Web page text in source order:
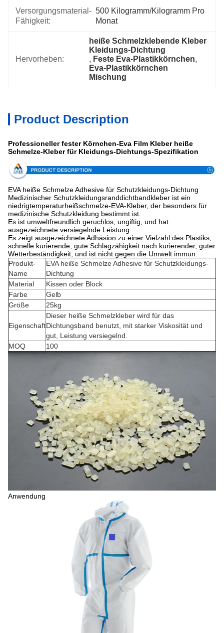
Versorgungsmaterial-
Fähigkeit:
500 Kilogramm/Kilogramm Pro
Monat
Hervorheben:
heiße Schmelzklebende Kleber
Kleidungs-Dichtung
, Feste Eva-Plastikkörnchen,
Eva-Plastikkörnchen
Mischung
Product Description
Professioneller fester Körnchen-Eva Film Kleber heiße
Schmelze-Kleber für Kleidungs-Dichtungs-Spezifikation
EVA heiße Schmelze Adhesive für Schutzkleidungs-Dichtung
Medizinischer Schutzkleidungsranddichtbandkleber ist ein
niedrigtemperaturheißschmelze-EVA-Kleber, der besonders für
medizinische Schutzkleidung bestimmt ist.
Es ist umweltfreundlich geruchlos, ungiftig, und hat
ausgezeichnete versiegelnde Leistung.
Es zeigt ausgezeichnete Adhäsion zu einer Vielzahl des Plastiks,
schnelle kurierende, gute Schlagzähigkeit nach kurierender, guter
Wetterbeständigkeit, und ist nicht gegen die Umwelt immun.
Produkt-
Name
EVA heiße Schmelze Adhesive für Schutzkleidungs-
Dichtung
Material
Kissen oder Block
Farbe
Gelb
Größe
25kg
Eigenschaft
Dieser heiße Schmelzkleber wird für das
Dichtungsband benutzt, mit starker Viskosität und
gut, Leistung versiegelnd.
MOQ
100
Anwendung